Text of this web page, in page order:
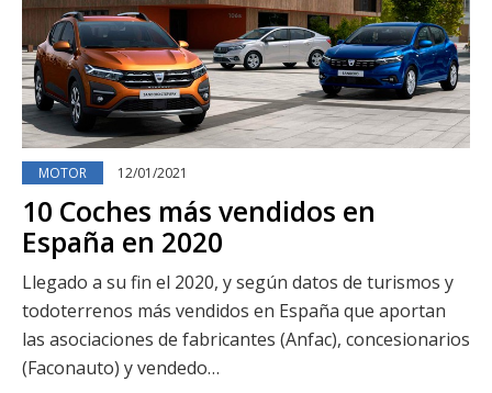
MOTOR 12/01/2021
10 Coches más vendidos en
España en 2020
Llegado a su fin el 2020, y según datos de turismos y
todoterrenos más vendidos en España que aportan
las asociaciones de fabricantes (Anfac), concesionarios
(Faconauto) y vendedo…